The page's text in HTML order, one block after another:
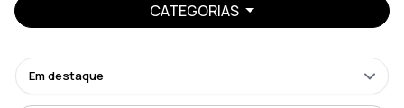
CATEGORIAS
Em destaque